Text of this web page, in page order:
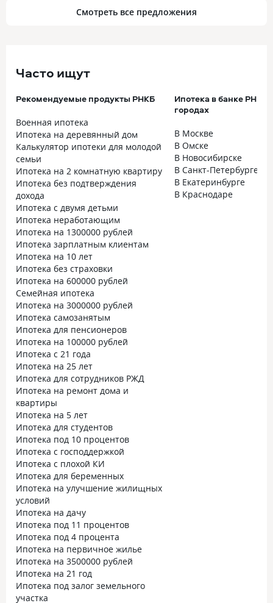
Смотреть все предложения
Часто ищут
Рекомендуемые продукты РНКБ
Военная ипотека
Ипотека на деревянный дом
Калькулятор ипотеки для молодой
семьи
Ипотека на 2 комнатную квартиру
Ипотека без подтверждения
дохода
Ипотека с двумя детьми
Ипотека неработающим
Ипотека на 1300000 рублей
Ипотека зарплатным клиентам
Ипотека на 10 лет
Ипотека без страховки
Ипотека на 600000 рублей
Семейная ипотека
Ипотека на 3000000 рублей
Ипотека самозанятым
Ипотека для пенсионеров
Ипотека на 100000 рублей
Ипотека с 21 года
Ипотека на 25 лет
Ипотека для сотрудников РЖД
Ипотека на ремонт дома и
квартиры
Ипотека на 5 лет
Ипотека для студентов
Ипотека под 10 процентов
Ипотека с господдержкой
Ипотека с плохой КИ
Ипотека для беременных
Ипотека на улучшение жилищных
условий
Ипотека на дачу
Ипотека под 11 процентов
Ипотека под 4 процента
Ипотека на первичное жилье
Ипотека на 3500000 рублей
Ипотека на 21 год
Ипотека под залог земельного
участка
Ипотека в банке РНКБ
городах
В Москве
В Омске
В Новосибирске
В Санкт-Петербурге
В Екатеринбурге
В Краснодаре